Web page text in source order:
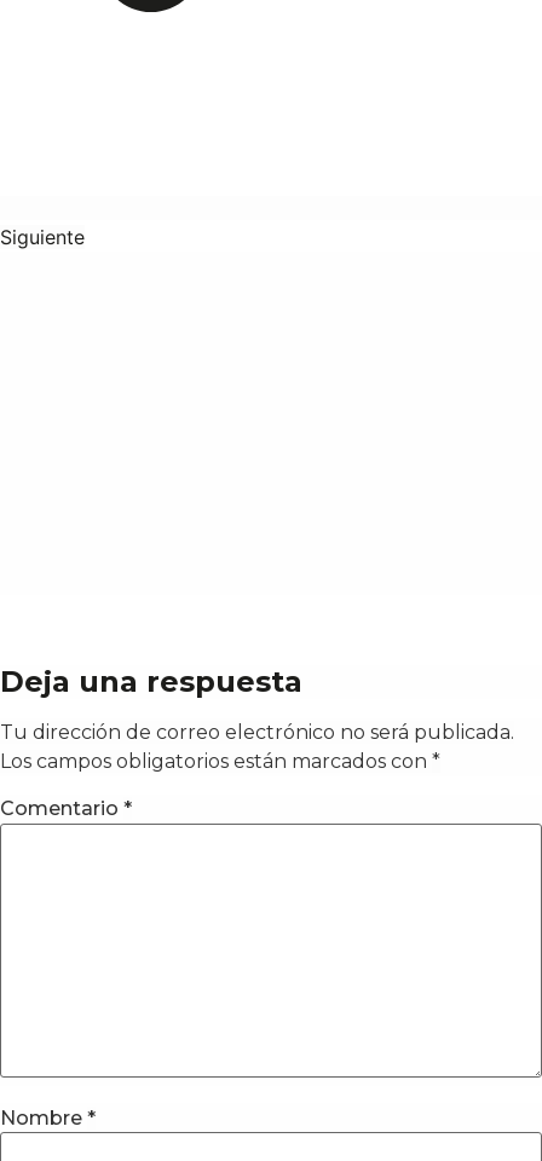
Siguiente
Deja una respuesta
Tu dirección de correo electrónico no será publicada.
Los campos obligatorios están marcados con *
Comentario *
Nombre *